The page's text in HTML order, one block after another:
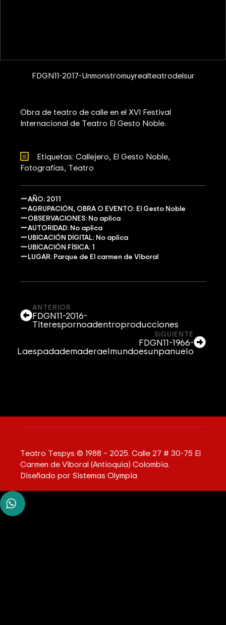
FDGN11-2017-Unmonstromuyrealteatrodelsur
Obra de teatro de calle en el XVI Festival
Internacional de Teatro El Gesto Noble.
Etiquetas: Callejero El Gesto Noble
Fotografías Teatro
AÑO: 2011
AGRUPACIÓN, OBRA O EVENTO: El Gesto Noble
OBSERVACIONES: No aplica
AUTORIDAD: No aplica
UBICACIÓN DIGITAL: No aplica
UBICACIÓN FÍSICA: 1
LUGAR: Parque de El carmen de Viboral
ANTERIOR
FDGN11-2016-
Titerespornoadentroproducciones
SIGUIENTE
FDGN11-1966-
Laespadademaderaelmundoesunpanuelo
Teatro Tespys © 1988 – 2025. Calle 27 # 30-75 El
Carmen de Viboral (Antioquia) Colombia.
Diseñado por Sistemas Olympia